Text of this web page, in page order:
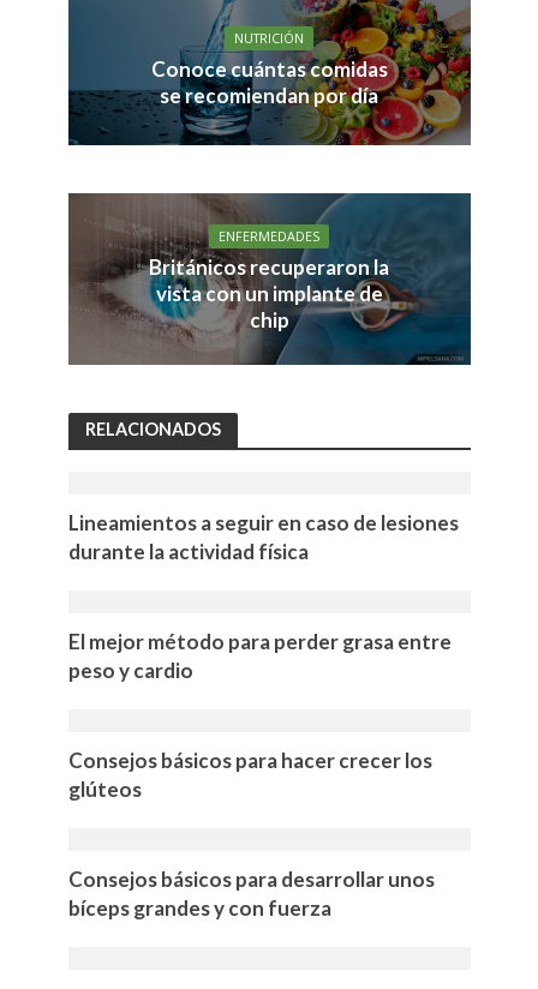
NUTRICIÓN
Conoce cuántas comidas
se recomiendan por día
ENFERMEDADES
Británicos recuperaron la
vista con un implante de
chip
RELACIONADOS
Lineamientos a seguir en caso de lesiones
durante la actividad física
El mejor método para perder grasa entre
peso y cardio
Consejos básicos para hacer crecer los
glúteos
Consejos básicos para desarrollar unos
bíceps grandes y con fuerza